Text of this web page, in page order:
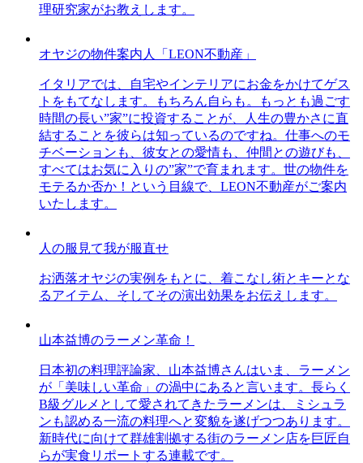
理研究家がお教えします。
オヤジの物件案内人「LEON不動産」
イタリアでは、自宅やインテリアにお金をかけてゲス
トをもてなします。もちろん自らも。もっとも過ごす
時間の長い”家”に投資することが、人生の豊かさに直
結することを彼らは知っているのですね。仕事へのモ
チベーションも、彼女との愛情も、仲間との遊びも、
すべてはお気に入りの”家”で育まれます。世の物件を
モテるか否か！という目線で、LEON不動産がご案内
いたします。
人の服見て我が服直せ
お洒落オヤジの実例をもとに、着こなし術とキーとな
るアイテム、そしてその演出効果をお伝えします。
山本益博のラーメン革命！
日本初の料理評論家、山本益博さんはいま、ラーメン
が「美味しい革命」の渦中にあると言います。長らく
B級グルメとして愛されてきたラーメンは、ミシュラ
ンも認める一流の料理へと変貌を遂げつつあります。
新時代に向けて群雄割拠する街のラーメン店を巨匠自
らが実食リポートする連載です。